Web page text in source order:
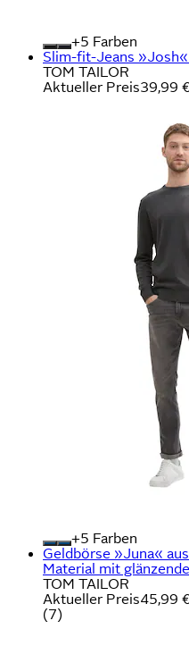
+
Farben
Slim-fit-Jeans
TOM TAILOR
Aktueller Preis39,99
+
Farben
Geldbörse »Juna«
Material mit
TOM TAILOR
Aktueller Preis45,99
(7)